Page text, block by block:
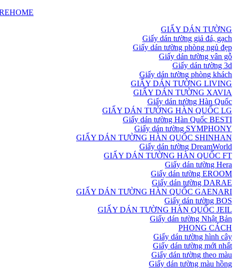
GIẤY DÁN TƯỜNG
Giấy dán tường giả đá, gạch
Giấy dán tường phòng ngủ đẹp
Giấy dán tường vân gỗ
Giấy dán tường 3d
Giấy dán tường phòng khách
GIẤY DÁN TƯỜNG LIVING
GIẤY DÁN TƯỜNG XAVIA
Giấy dán tường Hàn Quốc
GIẤY DÁN TƯỜNG HÀN QUỐC LG
Giấy dán tường Hàn Quốc BESTI
Giấy dán tường SYMPHONY
GIẤY DÁN TƯỜNG HÀN QUỐC SHINHAN
Giấy dán tường DreamWorld
GIẤY DÁN TƯỜNG HÀN QUỐC FT
Giấy dán tường Hera
Giấy dán tường EROOM
Giấy dán tường DARAE
GIẤY DÁN TƯỜNG HÀN QUỐC GAENARI
Giấy dán tường BOS
GIẤY DÁN TƯỜNG HÀN QUỐC JEIL
Giấy dán tường Nhật Bản
PHONG CÁCH
Giấy dán tường hình cây
Giấy dán tường mới nhất
Giấy dán tường theo màu
Giấy dán tường màu hồng